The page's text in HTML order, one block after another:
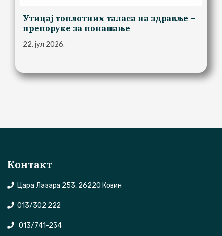
Утицај топлотних таласа на здравље –
препоруке за понашање
22. јул 2026.
Контакт
Цара Лазара 253, 26220 Ковин
013/302 222
013/741-234